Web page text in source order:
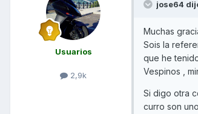
Usuarios
2,9k
jose64
Muchas
Sois la
que he
Vespinos ,
Si digo otra
curro son